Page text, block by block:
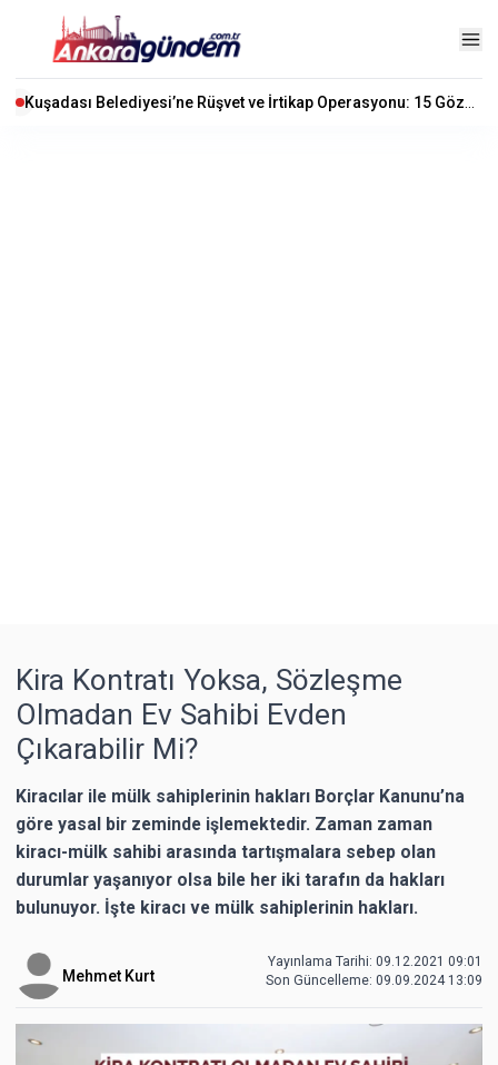
Kira Kontratı Yoksa, Sözleşme
Olmadan Ev Sahibi Evden
Çıkarabilir Mi?
Kiracılar ile mülk sahiplerinin hakları Borçlar Kanunu’na
göre yasal bir zeminde işlemektedir. Zaman zaman
kiracı-mülk sahibi arasında tartışmalara sebep olan
durumlar yaşanıyor olsa bile her iki tarafın da hakları
bulunuyor. İşte kiracı ve mülk sahiplerinin hakları.
Mehmet Kurt
Yayınlama Tarihi: 09.12.2021 09:01
Son Güncelleme: 09.09.2024 13:09